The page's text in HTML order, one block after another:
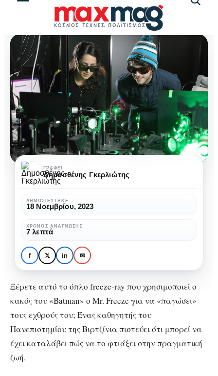
ΤΕΧΝΟΛΟΓΊΑ
Οι επιστήμονες
αναπτύσσουν
τεχνολογία «freeze ray»
Οι
επιστήμονες
αναπτύσσουν
τεχνολογία
«freeze
ray»
ΓΡΆΦΕΙ
Δημοσθένης Γκερλιώτης
ΔΗΜΟΣΙΕΎΤΗΚΕ
18 Νοεμβρίου, 2023
ΧΡΌΝΟΣ ΑΝΆΓΝΩΣΗΣ
7 λεπτά
f 𝕏 in ✉
Ξέρετε αυτό το όπλο freeze-ray που χρησιμοποιεί ο
κακός του «Batman» ο Mr. Freeze για να «παγώσει»
τους εχθρούς του; Ένας καθηγητής του
Πανεπιστημίου της Βιρτζίνια πιστεύει ότι μπορεί να
έχει καταλάβει πώς να το φτιάξει στην πραγματική
ζωή.